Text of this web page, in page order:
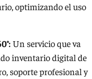
optimizando el uso
Un servicio que va
inventario digital de
soporte profesional y